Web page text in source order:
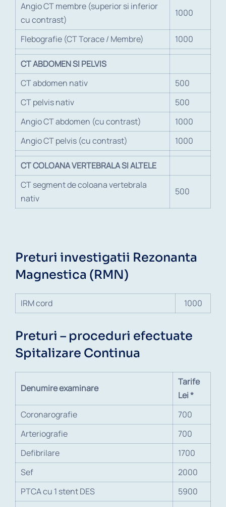
Angio CT membre (superior si inferior
cu contrast)
1000
Flebografie (CT Torace / Membre) 1000
CT ABDOMEN SI PELVIS
CT abdomen nativ
500
CT pelvis nativ
500
Angio CT abdomen (cu contrast)
1000
Angio CT pelvis (cu contrast)
1000
CT COLOANA VERTEBRALA SI ALTELE
CT segment de coloana vertebrala
nativ
500
Preturi investigatii Rezonanta
Magnestica (RMN)
IRM cord 1000
Preturi – proceduri efectuate
Spitalizare Continua
Denumire examinare
Tarife
Lei *
Coronarografie
700
Arteriografie
700
Defibrilare
1700
Sef
2000
PTCA cu 1 stent DES
5900